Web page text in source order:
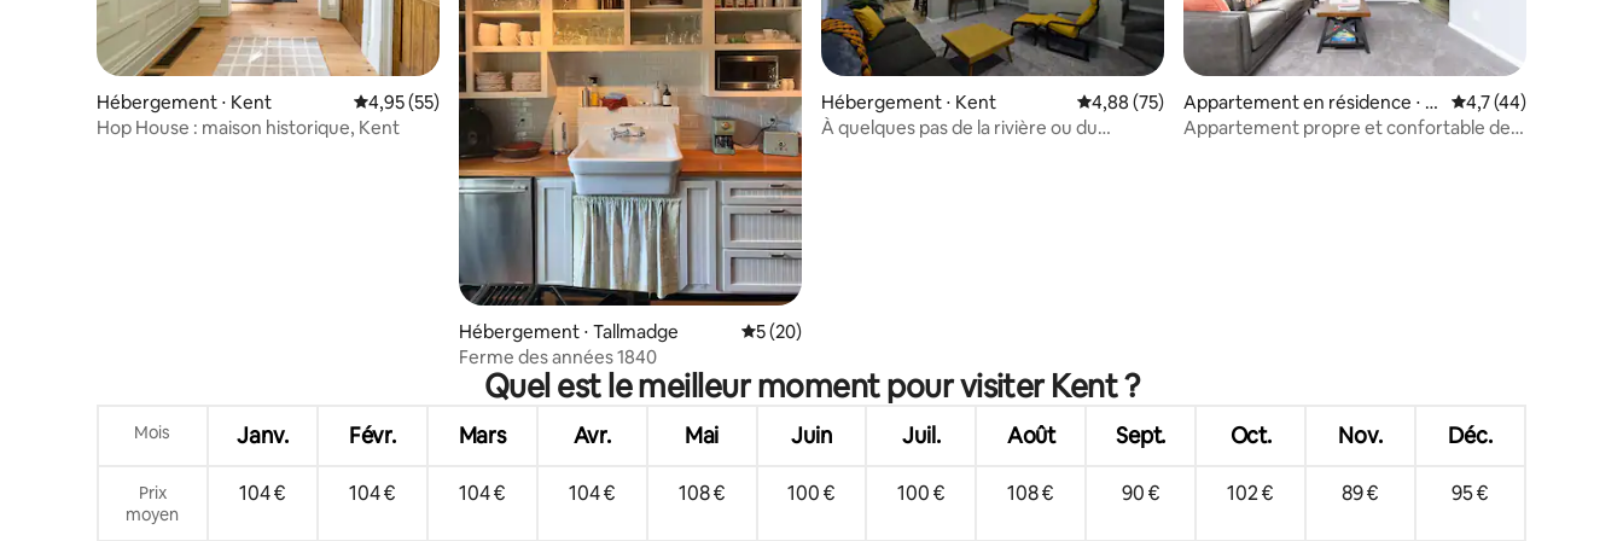
Hébergement ⋅ Kent Évaluation moyenne sur la base de 55 commentaires : 4,95 sur 5
4,95 (55)
Hop House : maison historique, Kent
Hébergement ⋅ Tallmadge Évaluation moyenne sur la base de 20 commentaires : 5 sur 5
5 (20)
Ferme des années 1840
Hébergement ⋅ Kent Évaluation moyenne sur la base de 75 commentaires : 4,88 sur 5
4,88 (75)
À quelques pas de la rivière ou du
Appartement en résidence ⋅ St
ow
Évaluation
4,7 (44)
Appartement propre et confortable de 2
Quel est le meilleur moment pour visiter Kent ?
Mois Janv. Févr. Mars Avr. Mai Juin Juil. Août Sept. Oct. Nov. Déc.
Prix
moyen
104 € 104 € 104 € 104 € 108 € 100 € 100 € 108 € 90 € 102 € 89 € 95 €